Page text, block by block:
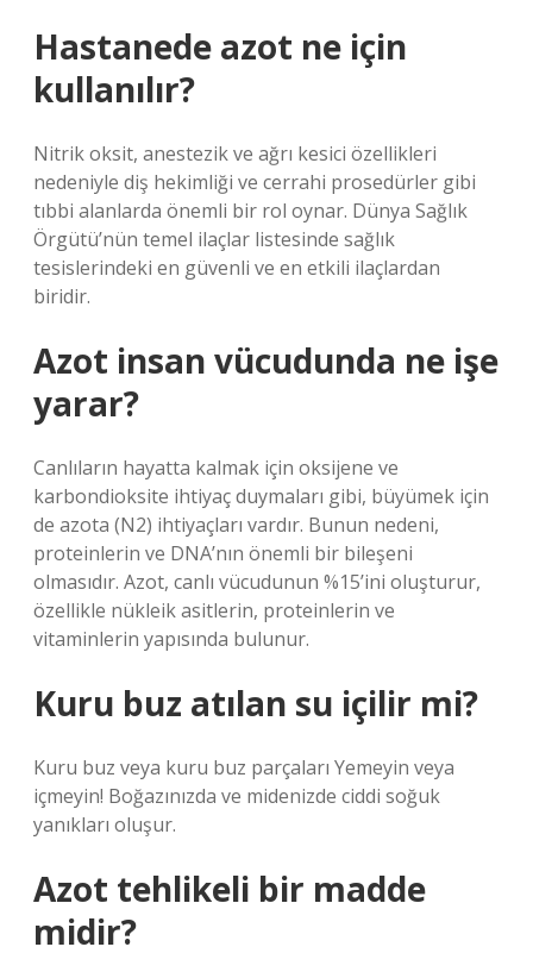
Hastanede azot ne için
kullanılır?
Nitrik oksit, anestezik ve ağrı kesici özellikleri
nedeniyle diş hekimliği ve cerrahi prosedürler gibi
tıbbi alanlarda önemli bir rol oynar. Dünya Sağlık
Örgütü’nün temel ilaçlar listesinde sağlık
tesislerindeki en güvenli ve en etkili ilaçlardan
biridir.
Azot insan vücudunda ne işe
yarar?
Canlıların hayatta kalmak için oksijene ve
karbondioksite ihtiyaç duymaları gibi, büyümek için
de azota (N2) ihtiyaçları vardır. Bunun nedeni,
proteinlerin ve DNA’nın önemli bir bileşeni
olmasıdır. Azot, canlı vücudunun %15’ini oluşturur,
özellikle nükleik asitlerin, proteinlerin ve
vitaminlerin yapısında bulunur.
Kuru buz atılan su içilir mi?
Kuru buz veya kuru buz parçaları Yemeyin veya
içmeyin! Boğazınızda ve midenizde ciddi soğuk
yanıkları oluşur.
Azot tehlikeli bir madde
midir?